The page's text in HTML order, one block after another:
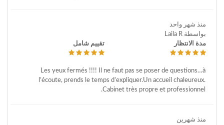
منذ شهر واحد
بواسطة Laila R
مدة الانتظار
تقييم شامل
Les yeux fermés !!!! Il ne faut pas se poser de questions…à
l’écoute, prends le temps d’expliquer.Un accueil chaleureux.
Cabinet très propre et professionnel.
منذ شهرين